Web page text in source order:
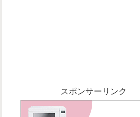
スポンサーリンク